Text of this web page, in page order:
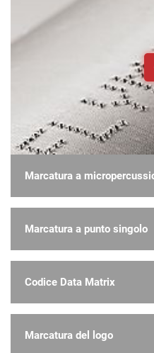
Marcatura a
Marcatura a punto singolo
Codice Data Matrix
Marcatura del logo